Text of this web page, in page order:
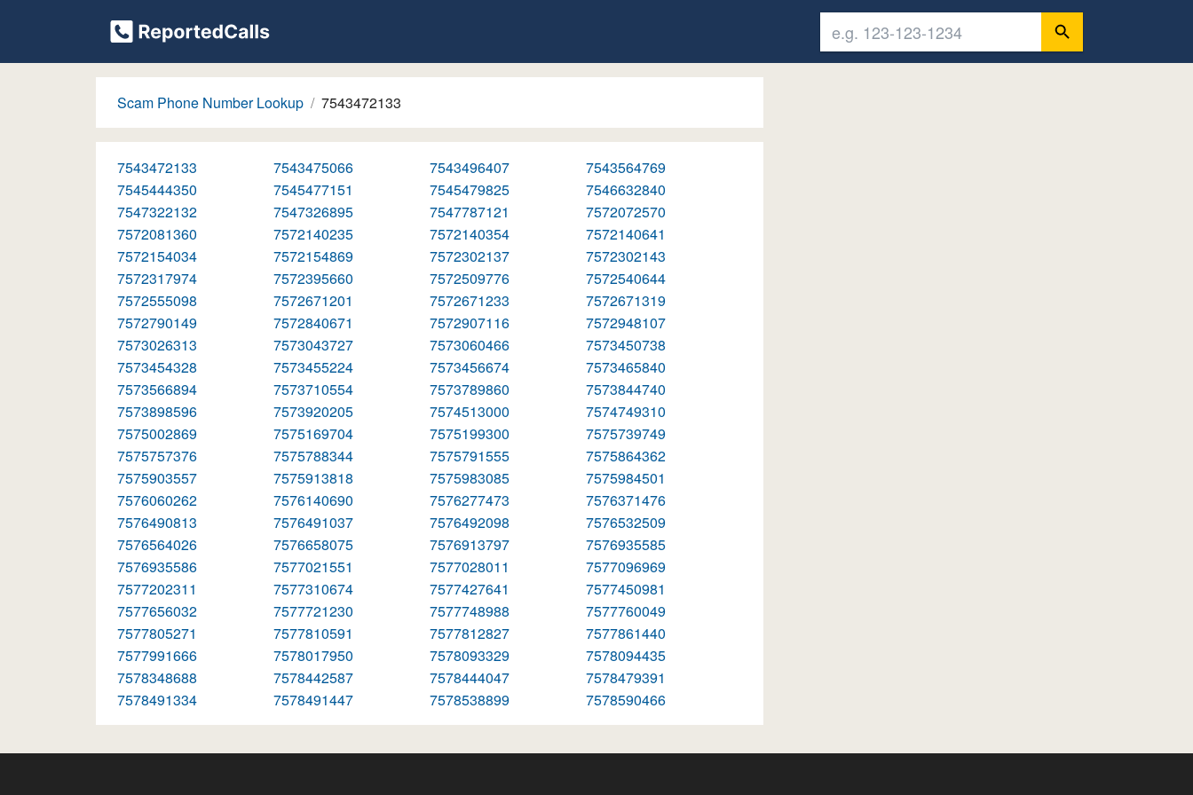
Scam Phone Number Lookup 7543472133
7543472133 7543475066 7543496407
7543564769
7545444350
7545477151 7545479825
7546632840
7547322132
7547326895 7547787121
7572072570
7572081360
7572140235 7572140354
7572140641
7572154034
7572154869 7572302137
7572302143
7572317974
7572395660 7572509776
7572540644
7572555098
7572671201 7572671233
7572671319
7572790149
7572840671 7572907116
7572948107
7573026313
7573043727 7573060466
7573450738
7573454328
7573455224 7573456674
7573465840
7573566894
7573710554 7573789860
7573844740
7573898596
7573920205 7574513000
7574749310
7575002869
7575169704 7575199300
7575739749
7575757376
7575788344 7575791555
7575864362
7575903557
7575913818 7575983085
7575984501
7576060262
7576140690 7576277473
7576371476
7576490813
7576491037 7576492098
7576532509
7576564026
7576658075 7576913797
7576935585
7576935586
7577021551 7577028011
7577096969
7577202311
7577310674 7577427641
7577450981
7577656032
7577721230 7577748988
7577760049
7577805271
7577810591 7577812827
7577861440
7577991666
7578017950 7578093329
7578094435
7578348688
7578442587 7578444047
7578479391
7578491334
7578491447 7578538899 7578590466